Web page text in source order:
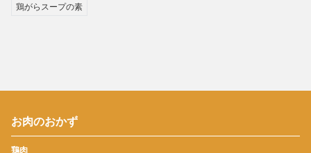
鶏がらスープの素
お肉のおかず
鶏肉